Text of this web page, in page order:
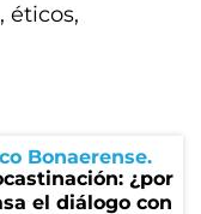
éticos,
Bonaerense
¿por
el diálogo con